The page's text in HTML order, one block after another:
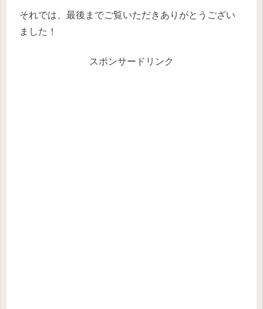
それでは、最後までご覧いただきありがとうござい
ました！
スポンサードリンク